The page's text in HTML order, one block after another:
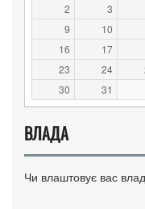
2
3
9
10
16
17
23
24
30
31
ВЛАДА
Чи влаштовує вас